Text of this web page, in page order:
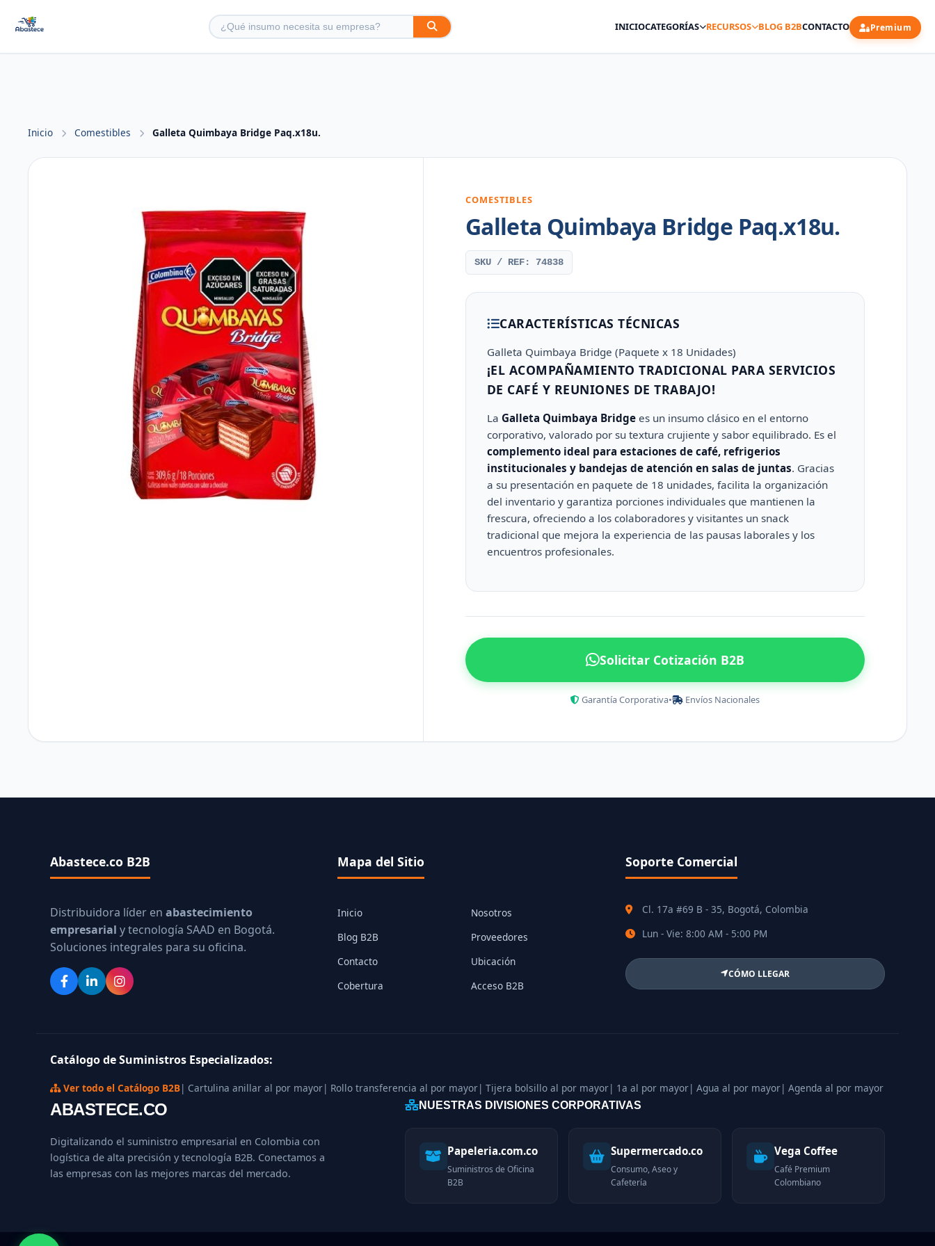
INICIOCATEGORÍAS RECURSOS BLOG B2BCONTACTO Premium
Inicio Comestibles Galleta Quimbaya Bridge Paq.x18u.
COMESTIBLES
Galleta Quimbaya Bridge Paq.x18u.
SKU / REF: 74838
CARACTERÍSTICAS TÉCNICAS
Galleta Quimbaya Bridge (Paquete x 18 Unidades)
¡EL ACOMPAÑAMIENTO TRADICIONAL PARA SERVICIOS
DE CAFÉ Y REUNIONES DE TRABAJO!
La Galleta Quimbaya Bridgees un insumo clásico en el entorno
corporativo, valorado por su textura crujiente y sabor equilibrado. Es el
complemento ideal para estaciones de café, refrigerios
institucionales y bandejas de atención en salas de juntas. Gracias
a su presentación en paquete de 18 unidades, facilita la organización
del inventario y garantiza porciones individuales que mantienen la
frescura, ofreciendo a los colaboradores y visitantes un snack
tradicional que mejora la experiencia de las pausas laborales y los
encuentros profesionales.
Solicitar Cotización B2B
Garantía Corporativa• Envíos Nacionales
Abastece.co B2B
Distribuidora líder en abastecimiento
empresarial y tecnología SAAD en Bogotá.
Soluciones integrales para su oficina.
Mapa del Sitio
Inicio
Nosotros
Blog B2B
Proveedores
Contacto
Ubicación
Cobertura
Acceso B2B
Soporte Comercial
Cl. 17a #69 B - 35, Bogotá, Colombia
Lun - Vie: 8:00 AM - 5:00 PM
CÓMO LLEGAR
Catálogo de Suministros Especializados:
Ver todo el Catálogo B2B| Cartulina anillar al por mayor| Rollo transferencia al por mayor| Tijera bolsillo al por mayor| 1a al por mayor| Agua al por mayor| Agenda al por mayor
ABASTECE.CO
Digitalizando el suministro empresarial en Colombia con
logística de alta precisión y tecnología B2B. Conectamos a
las empresas con las mejores marcas del mercado.
NUESTRAS DIVISIONES CORPORATIVAS
Papeleria.com.co
Suministros de Oficina
B2B
Supermercado.co
Consumo, Aseo y
Cafetería
Vega Coffee
Café Premium
Colombiano